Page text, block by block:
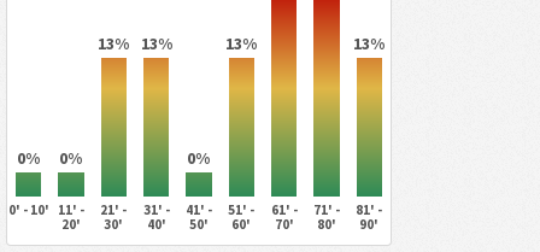
0% 0%
13% 13%
0%
13% 13%
0' - 10'
11' -
20'
21' -
30'
31' -
40'
41' -
50'
51' -
60'
61' -
70'
71' -
80'
81' -
90'